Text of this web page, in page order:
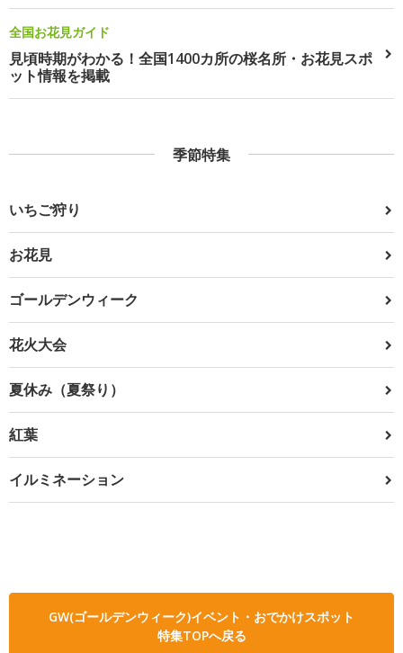
全国お花見ガイド
見頃時期がわかる！全国1400カ所の桜名所・お花見スポ
ット情報を掲載
季節特集
いちご狩り
お花見
ゴールデンウィーク
花火大会
夏休み（夏祭り）
紅葉
イルミネーション
GW(ゴールデンウィーク)イベント・おでかけスポット
特集TOPへ戻る